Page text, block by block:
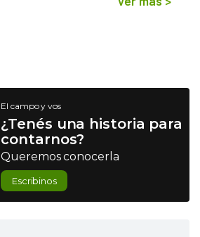
El campo y vos
¿Tenés una historia para
contarnos?
Queremos conocerla
Escribinos